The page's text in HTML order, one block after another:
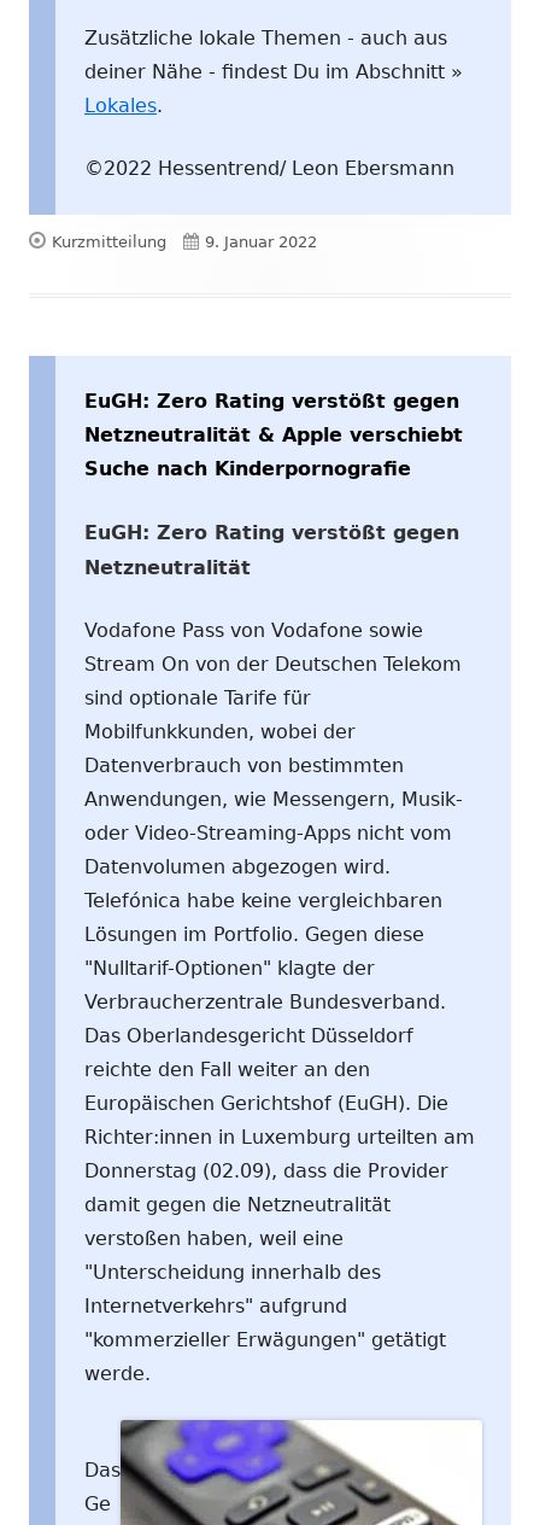
Zusätzliche lokale Themen - auch aus
deiner Nähe - findest Du im Abschnitt »
Lokales.
©2022 Hessentrend/ Leon Ebersmann
Format
Kurzmitteilung Veröffentlicht
9. Januar 2022
EuGH: Zero Rating verstößt gegen
Netzneutralität & Apple verschiebt
Suche nach Kinderpornografie
EuGH: Zero Rating verstößt gegen
Netzneutralität
Vodafone Pass von Vodafone sowie
Stream On von der Deutschen Telekom
sind optionale Tarife für
Mobilfunkkunden, wobei der
Datenverbrauch von bestimmten
Anwendungen, wie Messengern, Musik-
oder Video-Streaming-Apps nicht vom
Datenvolumen abgezogen wird.
Telefónica habe keine vergleichbaren
Lösungen im Portfolio. Gegen diese
"Nulltarif-Optionen" klagte der
Verbraucherzentrale Bundesverband.
Das Oberlandesgericht Düsseldorf
reichte den Fall weiter an den
Europäischen Gerichtshof (EuGH). Die
Richter:innen in Luxemburg urteilten am
Donnerstag (02.09), dass die Provider
damit gegen die Netzneutralität
verstoßen haben, weil eine
"Unterscheidung innerhalb des
Internetverkehrs" aufgrund
"kommerzieller Erwägungen" getätigt
werde.
Das
Ge